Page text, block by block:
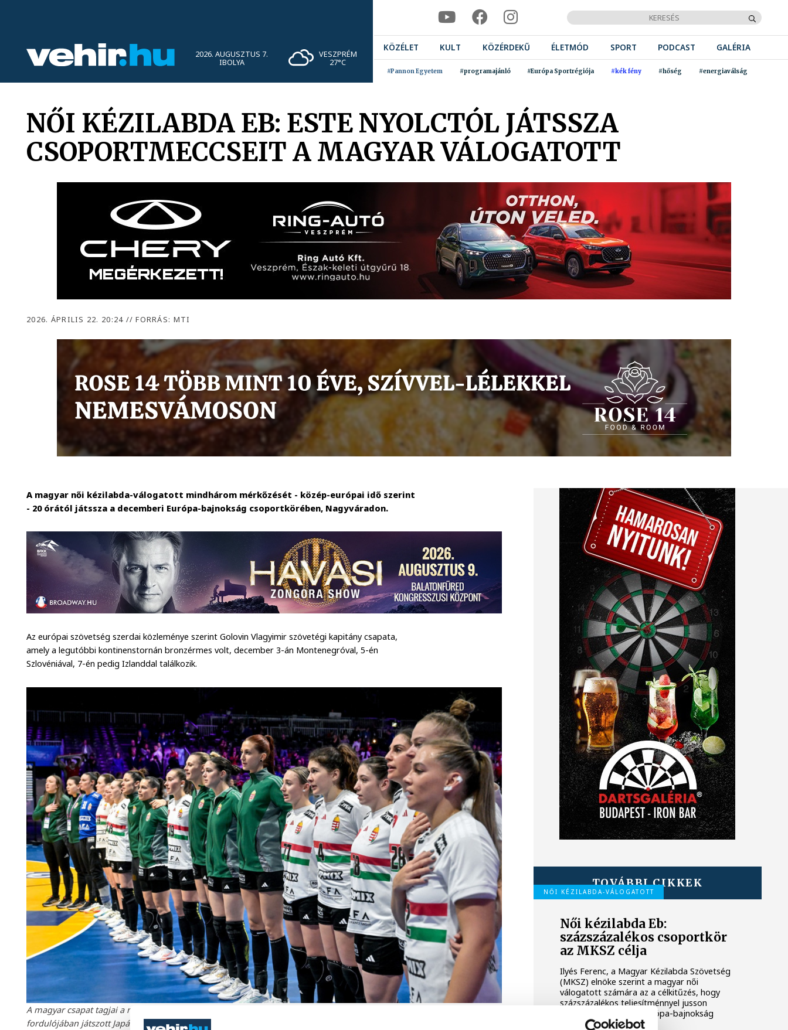
2026. AUGUSZTUS 7.
IBOLYA
VESZPRÉM
27°C
KÖZÉLET KULT KÖZÉRDEKŰ ÉLETMÓD SPORT PODCAST GALÉRIA
#Pannon Egyetem #programajánló #Európa Sportrégiója #kék fény #hőség #energiaválság
NŐI KÉZILABDA EB: ESTE NYOLCTÓL JÁTSSZA
CSOPORTMECCSEIT A MAGYAR VÁLOGATOTT
2026. ÁPRILIS 22. 20:24 // FORRÁS: MTI
A magyar női kézilabda-válogatott mindhárom mérkőzését - közép-európai idő szerint
- 20 órától játssza a decemberi Európa-bajnokság csoportkörében, Nagyváradon.
Az európai szövetség szerdai közleménye szerint Golovin Vlagyimir szövetégi kapitány csapata,
amely a legutóbbi kontinenstornán bronzérmes volt, december 3-án Montenegróval, 5-én
Szlovéniával, 7-én pedig Izlanddal találkozik.
A magyar csapat tagjai a német-holland közös rendezésű nõi kézilabda-világbajnokság középdöntõjének 2.
fordulójában játszott Japán - Magyarország mérkõzés után Rotterdamban 2025. december 5-én. A találkozó 26-26-os
TOVÁBBI CIKKEK
NŐI KÉZILABDA-VÁLOGATOTT
Női kézilabda Eb:
százszázalékos csoportkör
az MKSZ célja
Ilyés Ferenc, a Magyar Kézilabda Szövetség
(MKSZ) elnöke szerint a magyar női
válogatott számára az a célkitűzés, hogy
százszázalékos teljesítménnyel jusson
tovább a decemberi Európa-bajnokság
csoportköréből.